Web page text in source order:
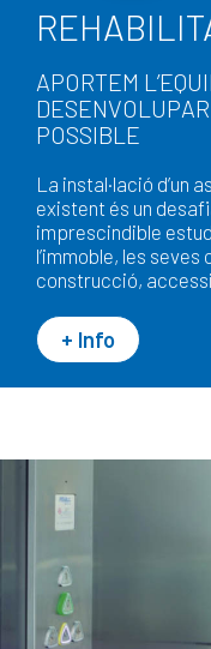
APORTEM
POSSIBLE
La instal·lació d’un
existent és un
imprescindible
l’immoble, les
construcció,
+ Info